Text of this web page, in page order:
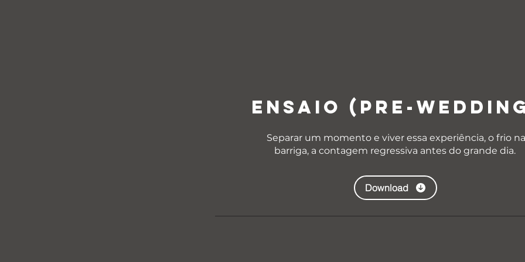
ENSAIO (PRE-
Separar um momento e viver essa experiência, o frio na
barriga, a contagem regressiva antes do grande dia.
Download